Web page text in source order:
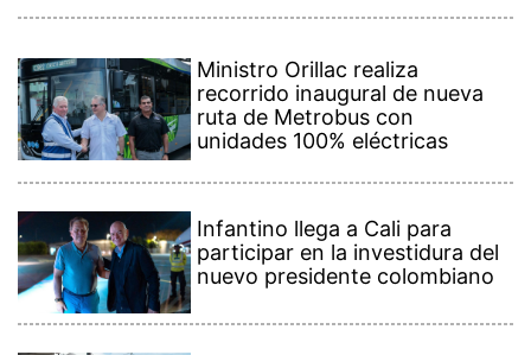
Ministro Orillac realiza
recorrido inaugural de nueva
ruta de Metrobus con
unidades 100% eléctricas
Infantino llega a Cali para
participar en la investidura del
nuevo presidente colombiano